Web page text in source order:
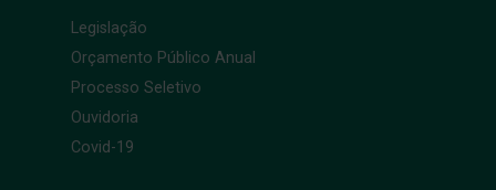
Legislação
Orçamento Público Anual
Processo Seletivo
Ouvidoria
Covid-19